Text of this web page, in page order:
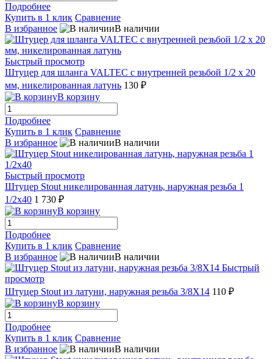
Подробнее
Купить в 1 клик Сравнение
В избранное
В наличии
Быстрый просмотр
Штуцер для шланга VALTEC с внутренней резьбой 1/2 х 20
мм, никелированная латунь 130 ₽
В корзину
Подробнее
Купить в 1 клик Сравнение
В избранное
В наличии
Быстрый просмотр
Штуцер Stout никелированная латунь, наружная резьба 1
1/2x40 1 730 ₽
В корзину
Подробнее
Купить в 1 клик Сравнение
В избранное
В наличии
Быстрый
просмотр
Штуцер Stout из латуни, наружная резьба 3/8X14 110 ₽
В корзину
Подробнее
Купить в 1 клик Сравнение
В избранное
В наличии